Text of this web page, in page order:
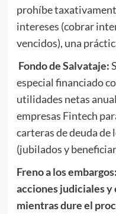
prohíbe
intereses (cobrar
vencidos), una
Fondo de Salvataje:
especial financiado
utilidades netas
empresas Fintech
carteras de deuda de
(jubilados y
Freno a los embargos:
acciones judiciales y
mientras dure el